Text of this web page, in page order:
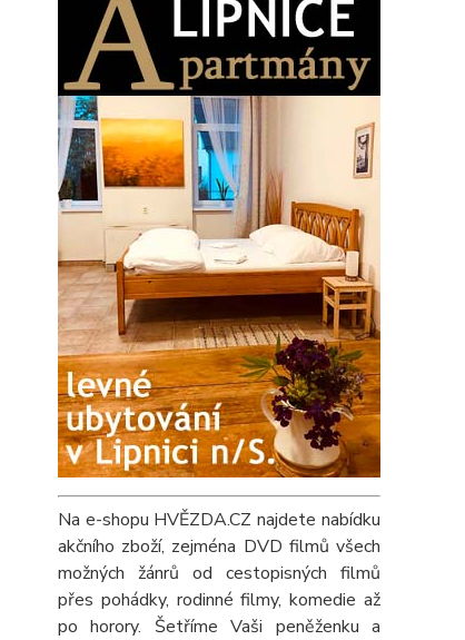
Na e-shopu HVĚZDA.CZ najdete nabídku
akčního zboží, zejména DVD filmů všech
možných žánrů od cestopisných filmů
přes pohádky, rodinné filmy, komedie až
po horory. Šetříme Vaši peněženku a